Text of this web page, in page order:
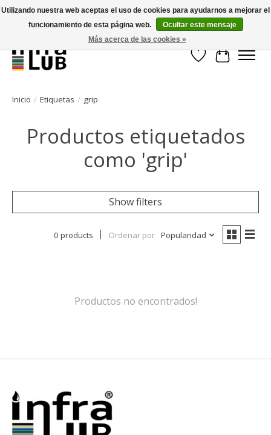
Minder stilstand, meer rendement!
Lista de deseos
Cesta
Inicio / Etiquetas / grip
Productos etiquetados
como 'grip'
Show filters
0 products Ordenar por Popularidad
Productos no encontrados!
Utilizando nuestra web aceptas el uso de cookies para ayudarnos a mejorar el
funcionamiento de esta página web.
Ocultar este mensaje
Más acerca de las cookies »